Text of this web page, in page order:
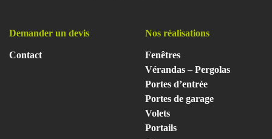
Demander un devis
Contact
Nos réalisations
Fenêtres
Vérandas – Pergolas
Portes d’entrée
Portes de garage
Volets
Portails